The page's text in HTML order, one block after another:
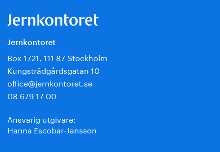
Jernkontoret
Box 1721, 111 87 Stockholm
Kungsträdgårdsgatan 10
office@jernkontoret.se
08 679 17 00
Ansvarig utgivare:
Hanna Escobar-Jansson